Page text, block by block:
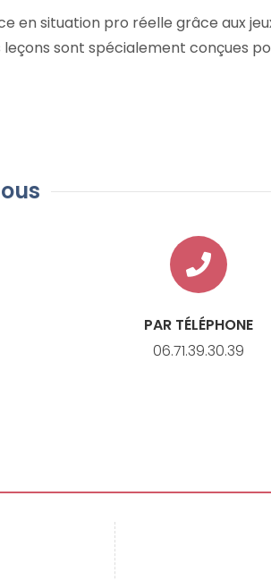
en situation pro réelle grâce aux
sont spécialement conçues
PAR TÉLÉPHONE
06.71.39.30.39